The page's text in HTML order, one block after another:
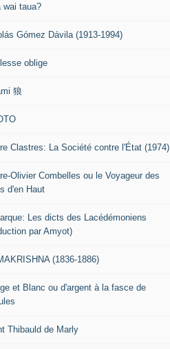
wai taua?
Gómez Dávila (1913-1994)
oblige
狼
Clastres: La Société contre l'État (1974)
Olivier Combelles ou le Voyageur des
d'en Haut
Les dicts des Lacédémoniens
par Amyot)
(1836-1886)
et Blanc ou d'argent à la fasce de
Thibauld de Marly